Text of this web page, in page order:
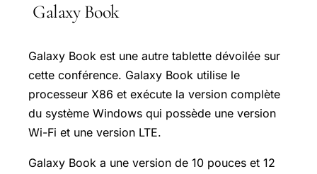
Galaxy Book
Galaxy Book est une autre tablette dévoilée sur
cette conférence. Galaxy Book utilise le
processeur X86 et exécute la version complète
du système Windows qui possède une version
Wi-Fi et une version LTE.
Galaxy Book a une version de 10 pouces et 12